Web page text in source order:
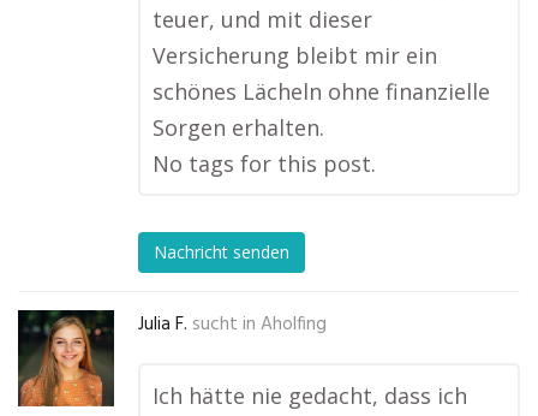
teuer, und mit dieser
Versicherung bleibt mir ein
schönes Lächeln ohne finanzielle
Sorgen erhalten.
No tags for this post.
Nachricht senden
Julia F. sucht in Aholfing
Ich hätte nie gedacht, dass ich